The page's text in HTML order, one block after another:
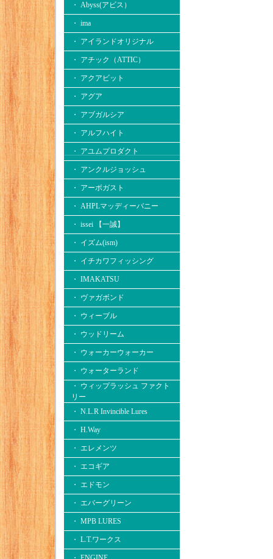
・ Abyss(アビス）
・ ima
・ アイランドオリジナル
・ アチック（ATTIC）
・ アクアビット
・ アグア
・ アブガルシア
・ アルフハイト
・ アユムプロダクト
・ アンクルジョッシュ
・ アーボガスト
・ AHPLマッディーバニー
・ issei 【一誠】
・ イズム(ism)
・ イチカワフィッシング
・ IMAKATSU
・ ヴァガボンド
・ ウィーブル
・ ウッドリーム
・ ウォーカーウォーカー
・ ウォーターランド
・ ウィップラッシュ ファクト
リー
・ N.L.R Invincible Lures
・ H.Way
・ エレメンツ
・ エコギア
・ エドモン
・ エバーグリーン
・ MPB LURES
・ L.T.ワークス